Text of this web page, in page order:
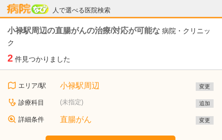
人で選べる医院検索
病院なび
小禄駅周辺の直腸がんの治療/対応が可能な 病院・クリニッ
ク
2 件見つかりました
エリア/駅 小禄駅周辺 変更
診療科目 (未指定) 追加
詳細条件 直腸がん 変更